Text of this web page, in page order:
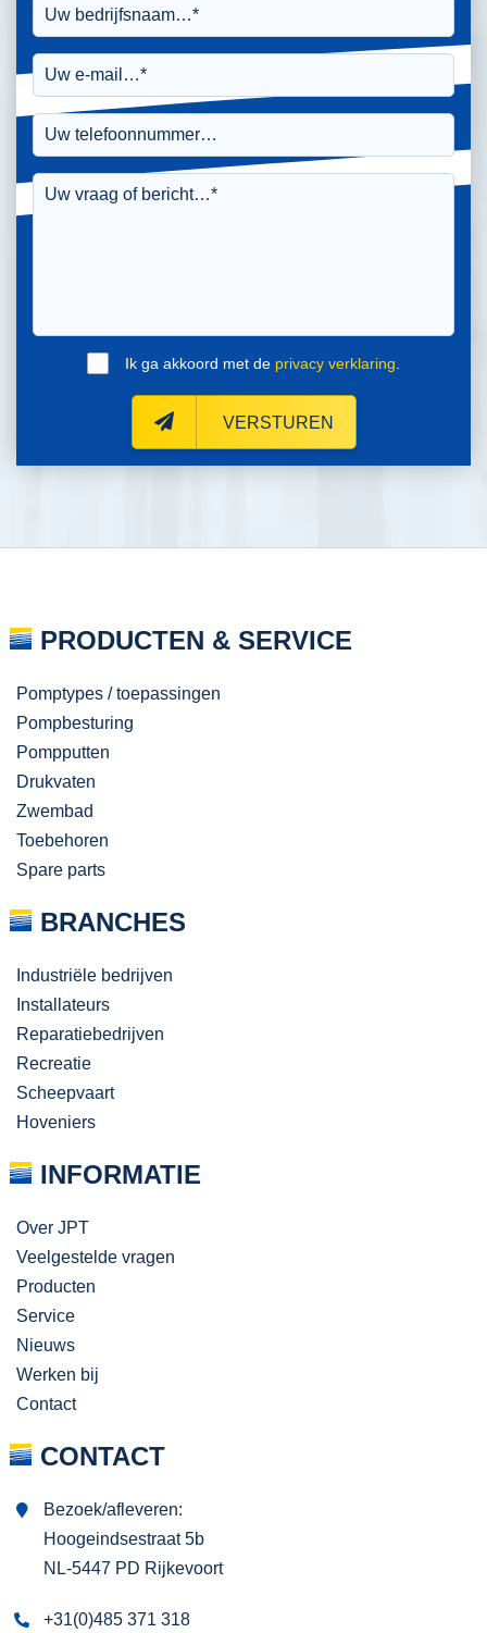
Ik ga akkoord met de privacy verklaring
VERSTUREN
PRODUCTEN & SERVICE
Pomptypes / toepassingen
Pompbesturing
Pompputten
Drukvaten
Zwembad
Toebehoren
Spare parts
BRANCHES
Industriële bedrijven
Installateurs
Reparatiebedrijven
Recreatie
Scheepvaart
Hoveniers
INFORMATIE
Over JPT
Veelgestelde vragen
Producten
Service
Nieuws
Werken bij
Contact
CONTACT
Bezoek/afleveren:
Hoogeindsestraat 5b
NL-5447 PD Rijkevoort
+31(0)485 371 318